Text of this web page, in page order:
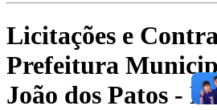
Licitações e
Prefeitura
João dos Patos -